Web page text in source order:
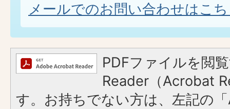
メールでのお問い合わせはこ
PDFファイルを閲
Reader（Acrobat
す。お持ちでない方は、左記の